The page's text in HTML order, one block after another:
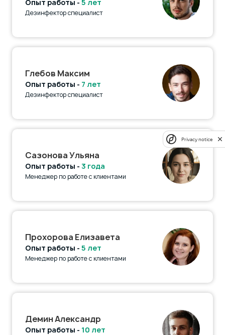
Опыт работы - 5 лет
Дезинфектор специалист
Глебов Максим
Опыт работы - 7 лет
Дезинфектор специалист
Сазонова Ульяна
Опыт работы - 3 года
Менеджер по работе с клиентами
Прохорова Елизавета
Опыт работы - 5 лет
Менеджер по работе с клиентами
Демин Александр
Опыт работы - 10 лет
Privacy notice